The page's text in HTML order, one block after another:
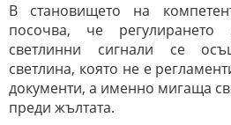
В становището на
посочва, че
светлинни сигнали се
светлина, която не е
документи, а именно мигаща
преди жълтата.